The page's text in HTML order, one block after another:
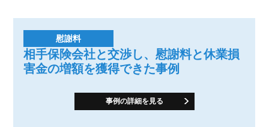
慰謝料
相手保険会社と交渉し、慰謝料と休業損
害金の増額を獲得できた事例
事例の詳細を見る